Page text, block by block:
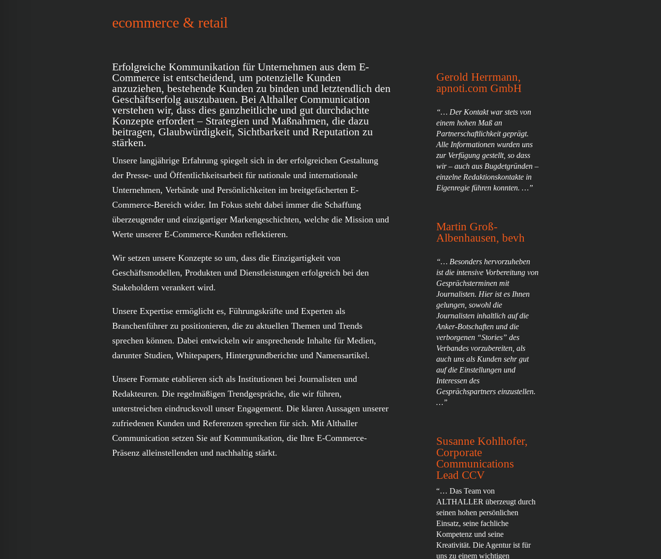
ecommerce & retail
Erfolgreiche Kommunikation für Unternehmen aus dem E-
Commerce ist entscheidend, um potenzielle Kunden
anzuziehen, bestehende Kunden zu binden und letztendlich den
Geschäftserfolg auszubauen. Bei Althaller Communication
verstehen wir, dass dies ganzheitliche und gut durchdachte
Konzepte erfordert – Strategien und Maßnahmen, die dazu
beitragen, Glaubwürdigkeit, Sichtbarkeit und Reputation zu
stärken.
Unsere langjährige Erfahrung spiegelt sich in der erfolgreichen Gestaltung
der Presse- und Öffentlichkeitsarbeit für nationale und internationale
Unternehmen, Verbände und Persönlichkeiten im breitgefächerten E-
Commerce-Bereich wider. Im Fokus steht dabei immer die Schaffung
überzeugender und einzigartiger Markengeschichten, welche die Mission und
Werte unserer E-Commerce-Kunden reflektieren.
Wir setzen unsere Konzepte so um, dass die Einzigartigkeit von
Geschäftsmodellen, Produkten und Dienstleistungen erfolgreich bei den
Stakeholdern verankert wird.
Unsere Expertise ermöglicht es, Führungskräfte und Experten als
Branchenführer zu positionieren, die zu aktuellen Themen und Trends
sprechen können. Dabei entwickeln wir ansprechende Inhalte für Medien,
darunter Studien, Whitepapers, Hintergrundberichte und Namensartikel.
Unsere Formate etablieren sich als Institutionen bei Journalisten und
Redakteuren. Die regelmäßigen Trendgespräche, die wir führen,
unterstreichen eindrucksvoll unser Engagement. Die klaren Aussagen unserer
zufriedenen Kunden und Referenzen sprechen für sich. Mit Althaller
Communication setzen Sie auf Kommunikation, die Ihre E-Commerce-
Präsenz alleinstellenden und nachhaltig stärkt.
Gerold Herrmann,
apnoti.com GmbH
“… Der Kontakt war stets von
einem hohen Maß an
Partnerschaftlichkeit geprägt.
Alle Informationen wurden uns
zur Verfügung gestellt, so dass
wir – auch aus Bugdetgründen –
einzelne Redaktionskontakte in
Eigenregie führen konnten. …”
Martin Groß-
Albenhausen, bevh
“… Besonders hervorzuheben
ist die intensive Vorbereitung von
Gesprächsterminen mit
Journalisten. Hier ist es Ihnen
gelungen, sowohl die
Journalisten inhaltlich auf die
Anker-Botschaften und die
verborgenen “Stories” des
Verbandes vorzubereiten, als
auch uns als Kunden sehr gut
auf die Einstellungen und
Interessen des
Gesprächspartners einzustellen.
…”
Susanne Kohlhofer,
Corporate
Communications
Lead CCV
“… Das Team von
ALTHALLER überzeugt durch
seinen hohen persönlichen
Einsatz, seine fachliche
Kompetenz und seine
Kreativität. Die Agentur ist für
uns zu einem wichtigen